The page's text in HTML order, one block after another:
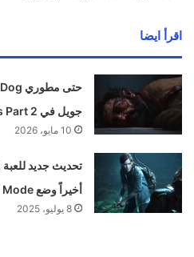
اقرأ ايضا
جويل في The Last of Us Part 2
10 مايو، 2026
أخيراً وضع Chronological Mode
8 يوليو، 2025